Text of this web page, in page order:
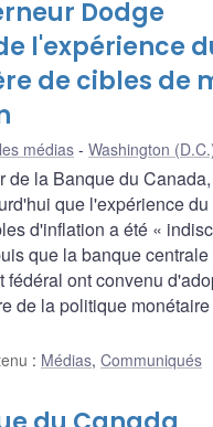
Dodge
l'expérience
de cibles de
médias Washington
de la Banque du
que l'expérience
d'inflation a été «
que la banque centrale
fédéral ont convenu
de la politique
: Médias, Communiqués